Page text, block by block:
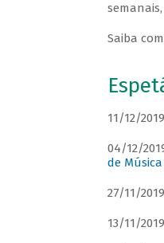
Saiba
11/12/
04/12/
de
27/11/
13/11/